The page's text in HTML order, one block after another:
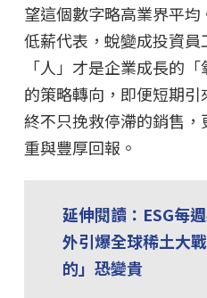
望這個數字略高業界平
低薪代表，蛻變成投資
「人」才是企業成長的
的策略轉向，即便短期
終不只挽救停滯的銷售
重與豐厚回報。
延伸閱讀：ESG每
外引爆全球稀土大
的」恐變貴